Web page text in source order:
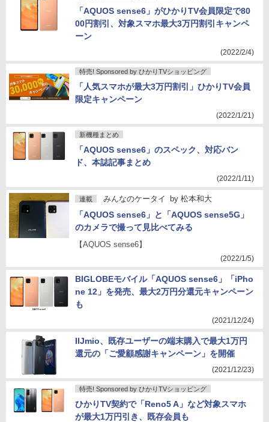
「AQUOS sense6」がひかりTV会員限定で80
00円割引、対象スマホ最大3万円割引キャンペ
ーン
(2022/2/4)
特売! Sponsored by ひかりTVショッピング
「人気スマホが最大3万円割引」ひかりTV会員
限定キャンペーン
(2022/1/21)
新機種まとめ
「AQUOS sense6」のスペック、対応バン
ド、本誌記事まとめ
(2022/1/11)
連載 みんなのケータイ by 松本和大
「AQUOS sense6」と「AQUOS sense5G」
のカメラで撮って見比べてみる
【AQUOS sense6】
(2022/1/5)
BIGLOBEモバイル「AQUOS sense6」「iPho
ne 12」を発売、最大2万円分還元キャンペーン
も
(2021/12/24)
IIJmio、既存ユーザーの端末購入で最大1万円
還元の「ご愛顧感謝キャンペーン」を開催
(2021/12/23)
特売! Sponsored by ひかりTVショッピング
ひかりTV契約で「Reno5 A」など対象スマホ
が最大1万円引き、既存会員も